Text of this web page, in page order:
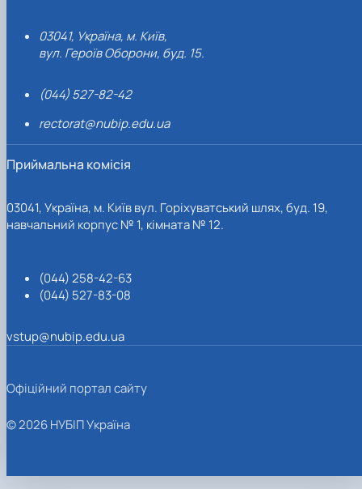
03041, Україна, м. Київ,
вул. Героїв Оборони, буд. 15.
(044) 527-82-42
rectorat@nubip.edu.ua
Приймальна комісія
03041, Україна, м. Київ вул. Горіхуватський шлях, буд. 19,
навчальний корпус № 1, кімната № 12.
(044) 258-42-63
(044) 527-83-08
vstup@nubip.edu.ua
Офіційний портал сайту
© 2026 НУБІП Україна